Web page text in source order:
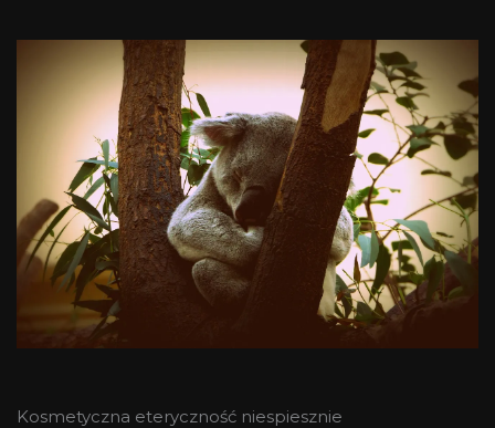
Kosmetyczna eteryczność niespiesznie